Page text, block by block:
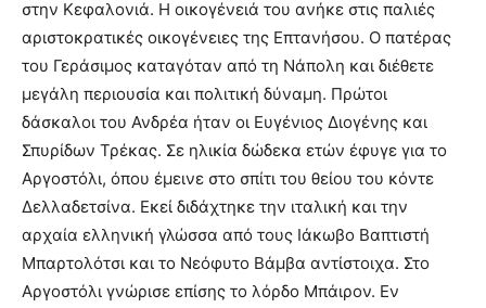
στην Κεφαλονιά. Η οικογένειά του ανήκε στις παλιές
αριστοκρατικές οικογένειες της Επτανήσου. Ο πατέρας
του Γεράσιμος καταγόταν από τη Νάπολη και διέθετε
μεγάλη περιουσία και πολιτική δύναμη. Πρώτοι
δάσκαλοι του Ανδρέα ήταν οι Ευγένιος Διογένης και
Σπυρίδων Τρέκας. Σε ηλικία δώδεκα ετών έφυγε για το
Αργοστόλι, όπου έμεινε στο σπίτι του θείου του κόντε
Δελλαδετσίνα. Εκεί διδάχτηκε την ιταλική και την
αρχαία ελληνική γλώσσα από τους Ιάκωβο Βαπτιστή
Μπαρτολότσι και το Νεόφυτο Βάμβα αντίστοιχα. Στο
Αργοστόλι γνώρισε επίσης το λόρδο Μπάιρον. Εν